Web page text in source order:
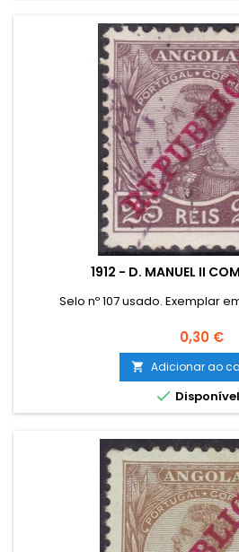
1912 - D. MANUEL II
Selo nº 107 usado. Exemplar
Preço
0,30 €
 Adicionar ao
 Disponível